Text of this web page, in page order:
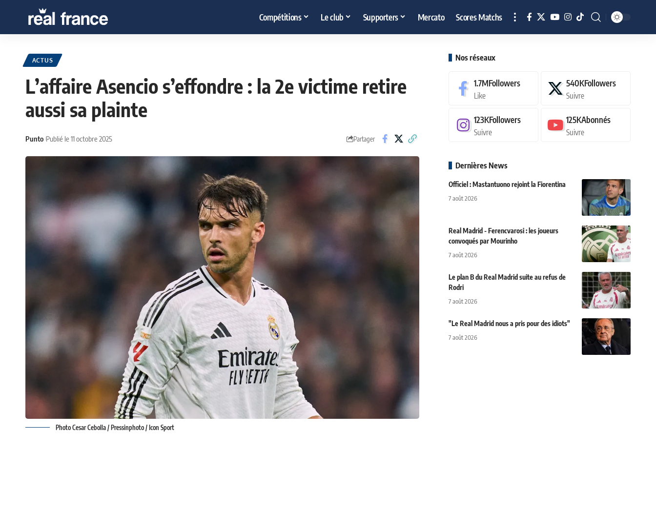
Compétitions Le club Supporters Mercato Scores Matchs
ACTUS
L’affaire Asencio s’effondre : la 2e victime retire
aussi sa plainte
Punto Publié le 11 octobre 2025 Partager
Photo Cesar Cebolla / Pressinphoto / Icon Sport
Nos réseaux
1.7MFollowers
Like
540KFollowers
Suivre
123KFollowers
Suivre
125KAbonnés
Suivre
Dernières News
Officiel : Mastantuono rejoint la Fiorentina
7 août 2026
Real Madrid - Ferencvarosi : les joueurs
convoqués par Mourinho
7 août 2026
Le plan B du Real Madrid suite au refus de
Rodri
7 août 2026
"Le Real Madrid nous a pris pour des idiots"
7 août 2026